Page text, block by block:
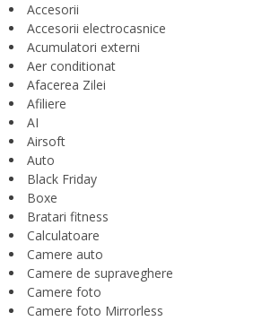
Accesorii
Accesorii electrocasnice
Acumulatori externi
Aer conditionat
Afacerea Zilei
Afiliere
AI
Airsoft
Auto
Black Friday
Boxe
Bratari fitness
Calculatoare
Camere auto
Camere de supraveghere
Camere foto
Camere foto Mirrorless